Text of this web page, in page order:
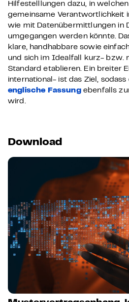
Hilfestelllungen dazu, in
gemeinsame Verantwortlichkeit
wie mit Datenübermittlungen in
umgegangen werden könnte.
klare, handhabbare sowie
und sich im Idealfall kurz- bzw.
Standard etablieren. Ein breiter
international- ist das Ziel, sodass
englische Fassungebenfalls
wird.
Download